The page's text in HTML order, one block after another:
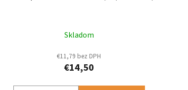
Skladom
€11,79 bez DPH
€14,50